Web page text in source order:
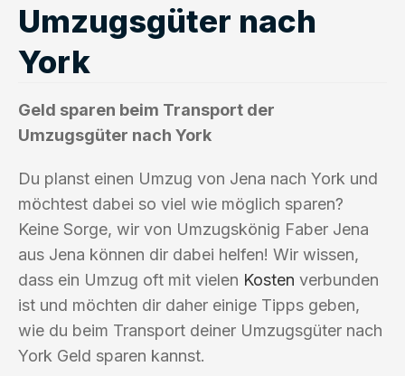
Umzugsgüter nach
York
Geld sparen beim Transport der
Umzugsgüter nach York
Du planst einen Umzug von Jena nach York und
möchtest dabei so viel wie möglich sparen?
Keine Sorge, wir von Umzugskönig Faber Jena
aus Jena können dir dabei helfen! Wir wissen,
dass ein Umzug oft mit vielen Kosten verbunden
ist und möchten dir daher einige Tipps geben,
wie du beim Transport deiner Umzugsgüter nach
York Geld sparen kannst.